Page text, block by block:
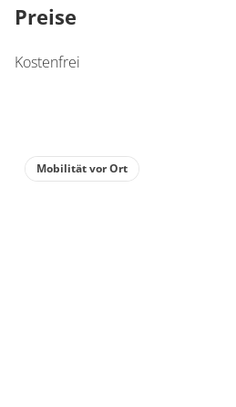
Preise
Kostenfrei
Mobilität vor Ort